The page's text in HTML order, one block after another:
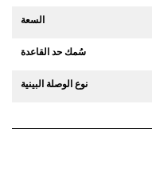
السعة
سُمك حد القاعدة
نوع الوصلة البينية